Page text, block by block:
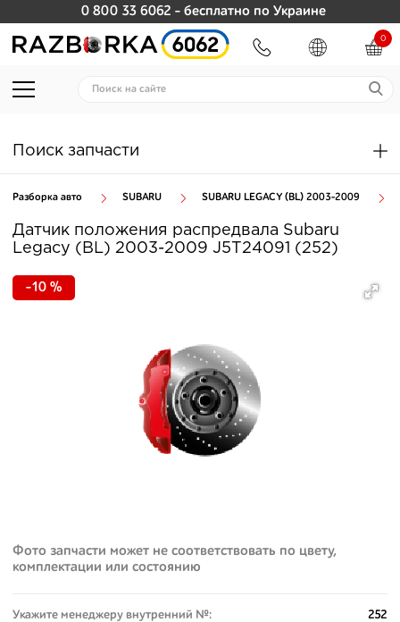
0 800 33 6062 - бесплатно по Украине
0
Поиск запчасти
Разборка авто SUBARU SUBARU LEGACY (BL) 2003-2009
Датчик положения распредвала Subaru
Legacy (BL) 2003-2009 J5T24091 (252)
-10 %
Фото запчасти может не соответствовать по цвету,
комплектации или состоянию
Укажите менеджеру внутренний №: 252